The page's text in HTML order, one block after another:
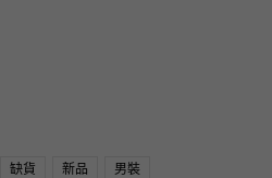
缺貨 新品 男裝